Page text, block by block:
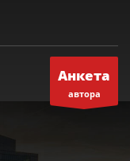
Анкета
автора